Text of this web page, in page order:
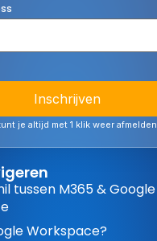
je altijd met 1 klik weer afmelden
tussen M365 & Google
Workspace?